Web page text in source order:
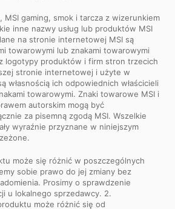
MSI gaming, smok i tarcza z wizerunkiem
inne nazwy usług lub produktów MSI
na stronie internetowej MSI są
towarowymi lub znakami towarowymi
logotypy produktów i firm stron trzecich
stronie internetowej i użyte w
własnością ich odpowiednich właścicieli
towarowymi. Znaki towarowe MSI i
autorskim mogą być
za pisemną zgodą MSI. Wszelkie
wyraźnie przyznane w niniejszym
może się różnić w poszczególnych
sobie prawo do jej zmiany bez
Prosimy o sprawdzenie
u lokalnego sprzedawcy. 2.
może różnić się od